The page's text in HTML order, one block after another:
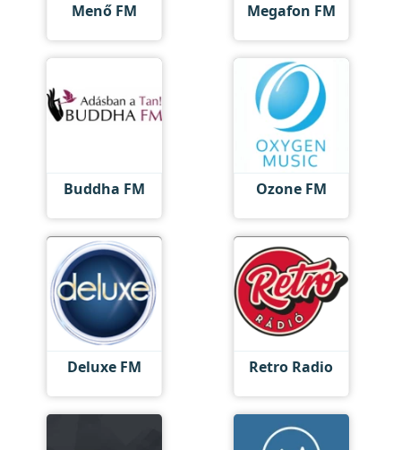
Menő FM Megafon FM
Buddha FM Ozone FM
Deluxe FM Retro Radio